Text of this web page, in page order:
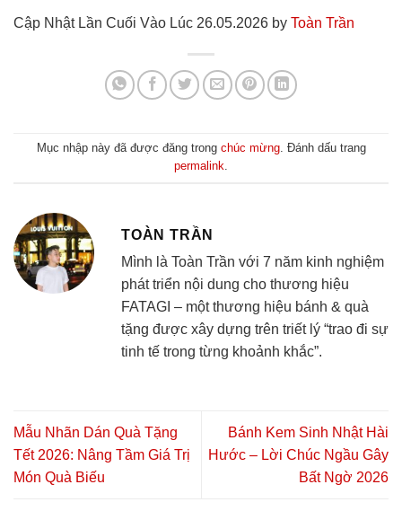
Cập Nhật Lần Cuối Vào Lúc 26.05.2026 by Toàn Trần
Mục nhập này đã được đăng trong chúc mừng. Đánh dấu trang
permalink.
TOÀN TRẦN
Mình là Toàn Trần với 7 năm kinh nghiệm
phát triển nội dung cho thương hiệu
FATAGI – một thương hiệu bánh & quà
tặng được xây dựng trên triết lý “trao đi sự
tinh tế trong từng khoảnh khắc”.
Mẫu Nhãn Dán Quà Tặng
Tết 2026: Nâng Tầm Giá Trị
Món Quà Biếu
Bánh Kem Sinh Nhật Hài
Hước – Lời Chúc Ngầu Gây
Bất Ngờ 2026